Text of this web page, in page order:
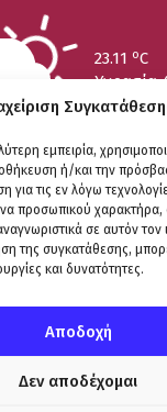
εμπειρία,
ή/και την
τις εν λόγω
προσωπικού
σε αυτόν τον
της συγκατάθεσης,
και δυνατότητες.
Αποδοχή
Δεν αποδέχομαι
23.11 oC
Υγρασία
26/7
17.99oC
2026
ΕΓΚΡΙΤΟΣ GROUP